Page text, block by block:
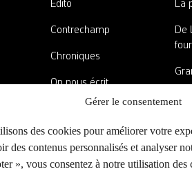
Gérer le consentement
des cookies pour améliorer votre
des contenus personnalisés et analyser
», vous consentez à notre utilisation des
Édito
Contrechamp
Chroniques
On nous écrit
A côté de la plaque
La
De